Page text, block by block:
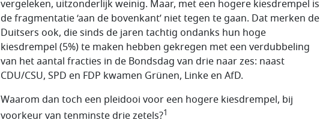
vergeleken, uitzonderlijk weinig. Maar, met een hogere kiesdrempel is
de fragmentatie ‘aan de bovenkant’ niet tegen te gaan. Dat merken de
Duitsers ook, die sinds de jaren tachtig ondanks hun hoge
kiesdrempel (5%) te maken hebben gekregen met een verdubbeling
van het aantal fracties in de Bondsdag van drie naar zes: naast
CDU/CSU, SPD en FDP kwamen Grünen, Linke en AfD.
Waarom dan toch een pleidooi voor een hogere kiesdrempel, bij
voorkeur van tenminste drie zetels?1